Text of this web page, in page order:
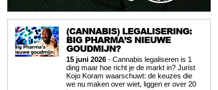
(CANNABIS) LEGALISERING:
BIG PHARMA’S NIEUWE
GOUDMIJN?
15 juni 2026 - Cannabis legaliseren is 1
ding maar hoe richt je de markt in? Jurist
Kojo Koram waarschuwt: de keuzes die
we nu maken over wiet, liggen er over 20